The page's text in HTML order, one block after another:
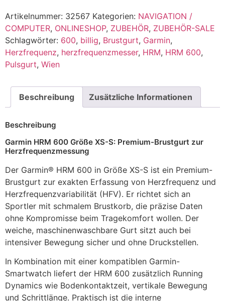
Artikelnummer: 32567 Kategorien: NAVIGATION /
COMPUTER, ONLINESHOP, ZUBEHÖR, ZUBEHÖR-SALE
Schlagwörter: 600, billig, Brustgurt, Garmin,
Herzfrequenz, herzfrequenzmesser, HRM, HRM 600,
Pulsgurt, Wien
Beschreibung Zusätzliche Informationen
Beschreibung
Garmin HRM 600 Größe XS-S: Premium-Brustgurt zur
Herzfrequenzmessung
Der Garmin® HRM 600 in Größe XS-S ist ein Premium-
Brustgurt zur exakten Erfassung von Herzfrequenz und
Herzfrequenzvariabilität (HFV). Er richtet sich an
Sportler mit schmalem Brustkorb, die präzise Daten
ohne Kompromisse beim Tragekomfort wollen. Der
weiche, maschinenwaschbare Gurt sitzt auch bei
intensiver Bewegung sicher und ohne Druckstellen.
In Kombination mit einer kompatiblen Garmin-
Smartwatch liefert der HRM 600 zusätzlich Running
Dynamics wie Bodenkontaktzeit, vertikale Bewegung
und Schrittlänge. Praktisch ist die interne